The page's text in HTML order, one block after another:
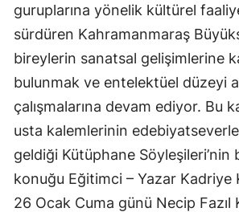
guruplarına yönelik kültürel
sürdüren Kahramanmaraş
bireylerin sanatsal gelişimlerine
bulunmak ve entelektüel düzeyi
çalışmalarına devam ediyor. Bu
usta kalemlerinin
geldiği Kütüphane Söyleşileri’nin
konuğu Eğitimci – Yazar Kadriye
26 Ocak Cuma günü Necip Fazıl